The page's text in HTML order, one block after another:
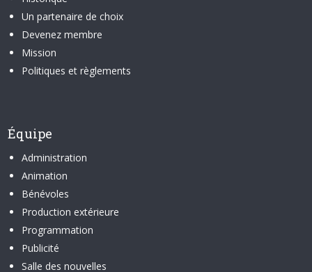
Un partenaire de choix
Devenez membre
Mission
Politiques et règlements
Équipe
Administration
Animation
Bénévoles
Production extérieure
Programmation
Publicité
Salle des nouvelles